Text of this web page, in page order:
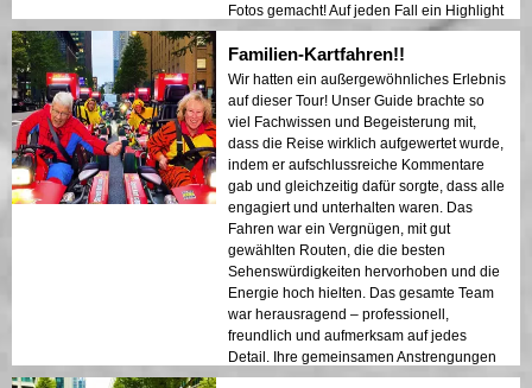
Fotos gemacht! Auf jeden Fall ein Highlight
unserer Reise nach Japan. Unsere Familie
mit vier Personen (Eltern mit Söhnen im
College-Alter) hat es alle geliebt!
Familien-Kartfahren!!
Wir hatten ein außergewöhnliches Erlebnis
auf dieser Tour! Unser Guide brachte so
viel Fachwissen und Begeisterung mit,
dass die Reise wirklich aufgewertet wurde,
indem er aufschlussreiche Kommentare
gab und gleichzeitig dafür sorgte, dass alle
engagiert und unterhalten waren. Das
Fahren war ein Vergnügen, mit gut
gewählten Routen, die die besten
Sehenswürdigkeiten hervorhoben und die
Energie hoch hielten. Das gesamte Team
war herausragend – professionell,
freundlich und aufmerksam auf jedes
Detail. Ihre gemeinsamen Anstrengungen
machten die Tour nicht nur angenehm,